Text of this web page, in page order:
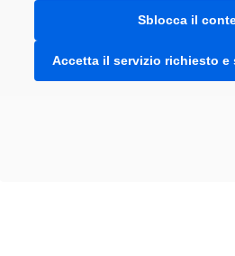
Sblocca il
Accetta il servizio richiesto